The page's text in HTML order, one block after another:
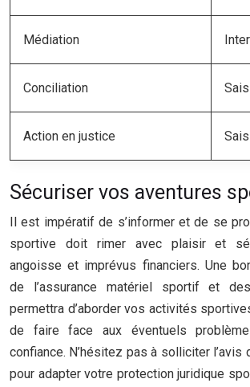
Médiation
Conciliation
Action en justice
Sécuriser vos aventures
Il est impératif de s’informer et de se
sportive doit rimer avec plaisir et
angoisse et imprévus financiers. Une
de l’assurance matériel sportif et
permettra d’aborder vos activités
de faire face aux éventuels
confiance. N’hésitez pas à solliciter
pour adapter votre protection juridique